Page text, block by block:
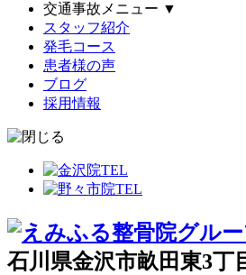
交通事故メニュー ▼
スタッフ紹介
発毛コース
患者様の声
ブログ
採用情報
石川県金沢市畝田東3丁